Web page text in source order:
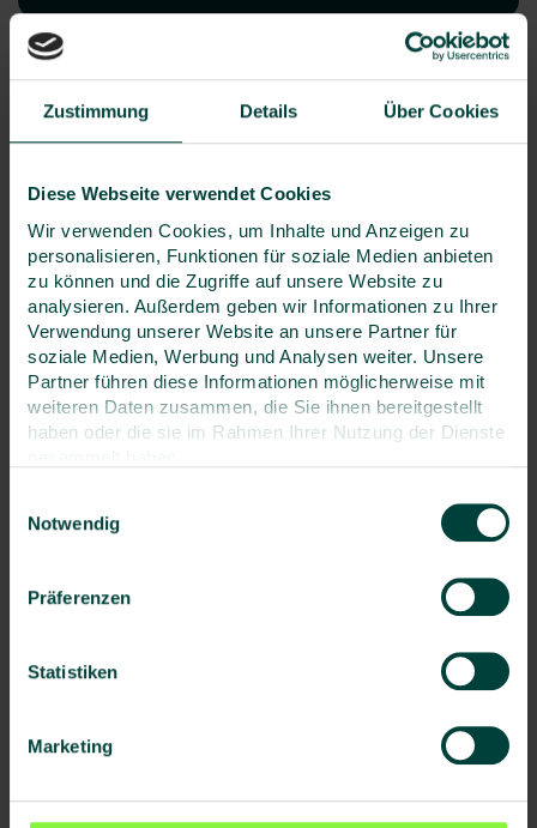
Zustimmung Details Über Cookies
Diese Webseite verwendet Cookies
Wir verwenden Cookies, um Inhalte und Anzeigen zu
personalisieren, Funktionen für soziale Medien anbieten
zu können und die Zugriffe auf unsere Website zu
analysieren. Außerdem geben wir Informationen zu Ihrer
Verwendung unserer Website an unsere Partner für
soziale Medien, Werbung und Analysen weiter. Unsere
Partner führen diese Informationen möglicherweise mit
weiteren Daten zusammen, die Sie ihnen bereitgestellt
haben oder die sie im Rahmen Ihrer Nutzung der Dienste
Notwendig
Präferenzen
Statistiken
Marketing
4. Der echte Alltag eines
Sicherheitsbeauftragten
Auch ohne formale Ausbildung ist eine gute
Vorbereitung entscheidend. SpezielleSchulungen
vermitteln das nötige Rüstzeug für den Arbeitsalltag.
Kompakt, praxisnah und umsetzbar
Die meist zweitägigen Seminare sind auf Praxisnähe
ausgelegt und bereiten gezielt auf die ehrenamtliche
Was im Arbeitsalltag wirklich hilft
Gesundheitsschutzes
Rechtliche Rahmenbedingungen
Kommunikation auf Augenhöhe